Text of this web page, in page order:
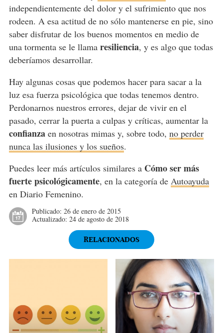
independientemente del dolor y el sufrimiento que nos
rodeen. A esa actitud de no sólo mantenerse en pie, sino
saber disfrutar de los buenos momentos en medio de
una tormenta se le llama resiliencia, y es algo que todas
deberíamos desarrollar.
Hay algunas cosas que podemos hacer para sacar a la
luz esa fuerza psicológica que todas tenemos dentro.
Perdonarnos nuestros errores, dejar de vivir en el
pasado, cerrar la puerta a culpas y críticas, aumentar la
confianzaen nosotras mimas y, sobre todo, no perder
nunca las ilusiones y los sueños.
Puedes leer más artículos similares a Cómo ser más
fuerte psicológicamente, en la categoría de Autoayuda
en Diario Femenino.
Publicado: 26 de enero de 2015
Actualizado: 24 de agosto de 2018
RELACIONADOS